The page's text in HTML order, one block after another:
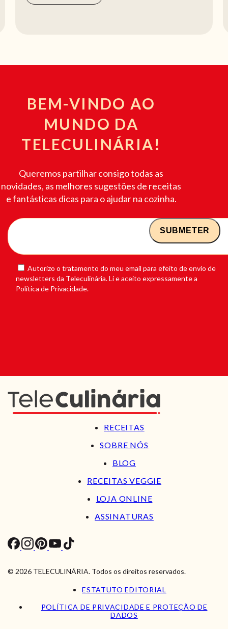
BEM-VINDO AO
MUNDO DA
TELECULINÁRIA!
Queremos partilhar consigo todas as
novidades, as melhores sugestões de receitas
e fantásticas dicas para o ajudar na cozinha.
Autorizo o tratamento do meu email para efeito de envio de
newsletters da Teleculinária. Li e aceito expressamente a
Política de Privacidade.
RECEITAS
SOBRE NÓS
BLOG
RECEITAS VEGGIE
LOJA ONLINE
ASSINATURAS
© 2026 TELECULINÁRIA. Todos os direitos reservados.
ESTATUTO EDITORIAL
POLÍTICA DE PRIVACIDADE E PROTEÇÃO DE
DADOS